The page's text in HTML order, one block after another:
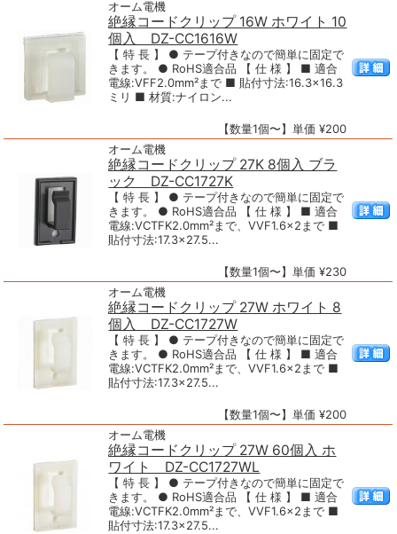
オーム電機
絶縁コードクリップ 16W ホワイト 10
個入 DZ-CC1616W
【 特 長 】 ● テープ付きなので簡単に固定で
きます。 ● RoHS適合品 【 仕 様 】 ■ 適合
電線:VFF2.0mm²まで ■ 貼付寸法:16.3×16.3
ミリ ■ 材質:ナイロン...
【数量1個〜】単価 ¥200
オーム電機
絶縁コードクリップ 27K 8個入 ブラ
ック DZ-CC1727K
【 特 長 】 ● テープ付きなので簡単に固定で
きます。 ● RoHS適合品 【 仕 様 】 ■ 適合
電線:VCTFK2.0mm²まで、VVF1.6×2まで ■
貼付寸法:17.3×27.5...
【数量1個〜】単価 ¥230
オーム電機
絶縁コードクリップ 27W ホワイト 8
個入 DZ-CC1727W
【 特 長 】 ● テープ付きなので簡単に固定で
きます。 ● RoHS適合品 【 仕 様 】 ■ 適合
電線:VCTFK2.0mm²まで、VVF1.6×2まで ■
貼付寸法:17.3×27.5...
【数量1個〜】単価 ¥200
オーム電機
絶縁コードクリップ 27W 60個入 ホ
ワイト DZ-CC1727WL
【 特 長 】 ● テープ付きなので簡単に固定で
きます。 ● RoHS適合品 【 仕 様 】 ■ 適合
電線:VCTFK2.0mm²まで、VVF1.6×2まで ■
貼付寸法:17.3×27.5...